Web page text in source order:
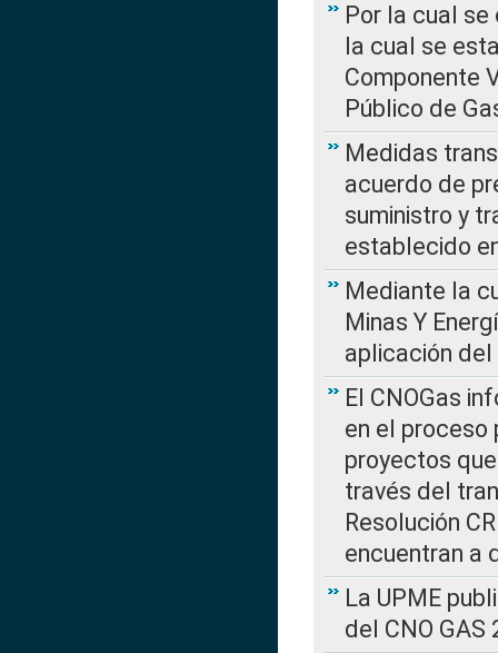
Por la cual se
la cual se
Componente
Público de
Medidas
acuerdo de
suministro y
establecido
Mediante la
Minas Y
aplicación
El CNOGas
en el proceso
proyectos
través del
Resolución
encuentran a
La UPME
del CNO